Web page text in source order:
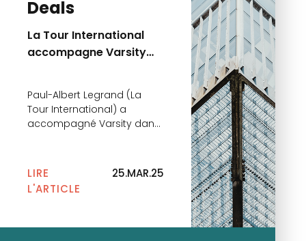
Deals
La Tour International
accompagne Varsity
Paul-Albert Legrand (La
Tour International) a
accompagné Varsity dans
d’un montant de 18 millions
d’euros, a été menée par
Partech et accueille
Business Angel ainsi que
LIRE
L'ARTICLE
25.MAR.25